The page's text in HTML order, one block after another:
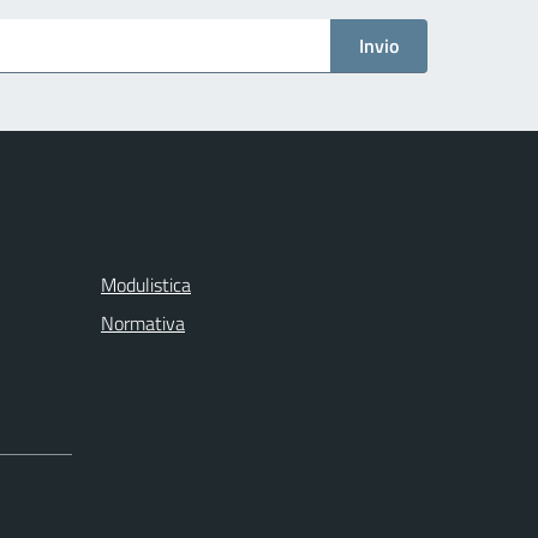
Invio
Modulistica
Normativa